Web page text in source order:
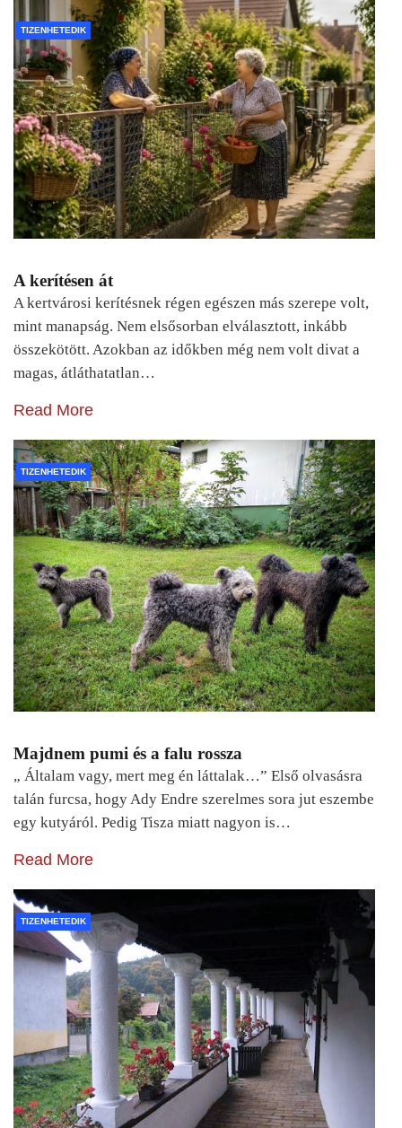
TIZENHETEDIK
A kerítésen át
A kertvárosi kerítésnek régen egészen más szerepe volt,
mint manapság. Nem elsősorban elválasztott, inkább
összekötött. Azokban az időkben még nem volt divat a
magas, átláthatatlan…
Read More
TIZENHETEDIK
Majdnem pumi és a falu rossza
„ Általam vagy, mert meg én láttalak…” Első olvasásra
talán furcsa, hogy Ady Endre szerelmes sora jut eszembe
egy kutyáról. Pedig Tisza miatt nagyon is…
Read More
TIZENHETEDIK